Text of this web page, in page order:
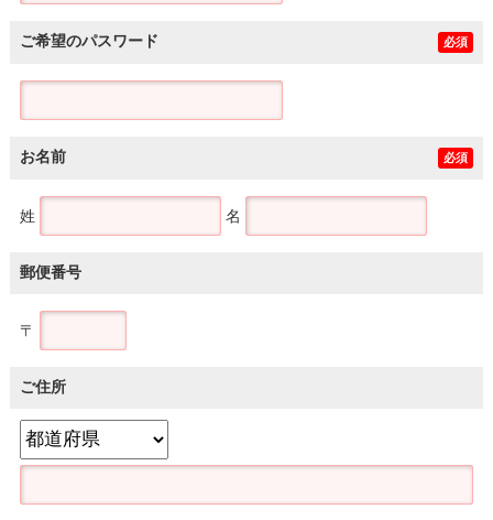
ご希望のパスワード 必須
お名前 必須
姓 名
郵便番号
〒
ご住所